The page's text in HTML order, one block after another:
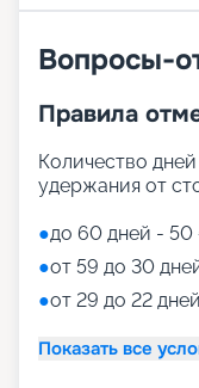
Вопросы-
Правила
Количество
удержания от
●до 60 дней -
●от 59 до 30
●от 29 до 22
Показать все